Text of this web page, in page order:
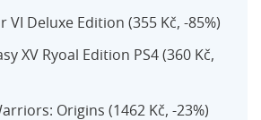
VI Deluxe Edition (355 Kč, -85%)
XV Ryoal Edition PS4 (360 Kč,
Origins (1462 Kč, -23%)